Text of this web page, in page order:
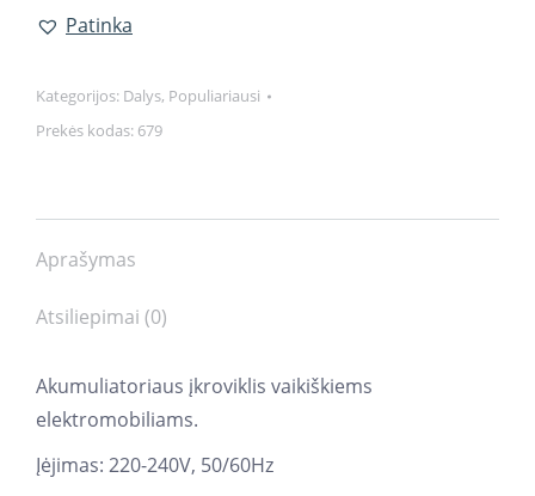
Patinka
Kategorijos: Dalys, Populiariausi
Prekės kodas: 679
Aprašymas
Atsiliepimai (0)
Akumuliatoriaus įkroviklis vaikiškiems
elektromobiliams.
Įėjimas: 220-240V, 50/60Hz